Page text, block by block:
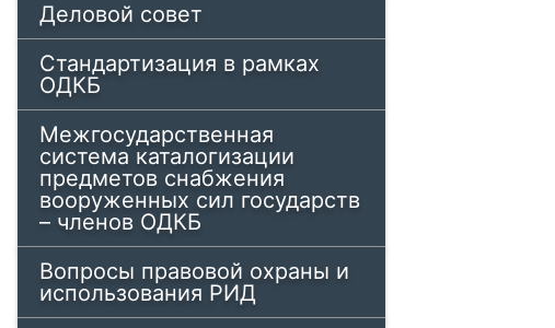
Деловой совет
Стандартизация в рамках
ОДКБ
Межгосударственная
система каталогизации
предметов снабжения
вооруженных сил государств
– членов ОДКБ
Вопросы правовой охраны и
использования РИД